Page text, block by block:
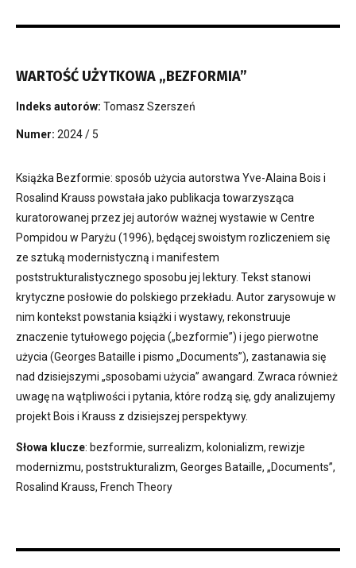
WARTOŚĆ UŻYTKOWA „BEZFORMIA”
Indeks autorów: Tomasz Szerszeń
Numer: 2024 / 5
Książka Bezformie: sposób użycia autorstwa Yve-Alaina Bois i
Rosalind Krauss powstała jako publikacja towarzysząca
kuratorowanej przez jej autorów ważnej wystawie w Centre
Pompidou w Paryżu (1996), będącej swoistym rozliczeniem się
ze sztuką modernistyczną i manifestem
poststrukturalistycznego sposobu jej lektury. Tekst stanowi
krytyczne posłowie do polskiego przekładu. Autor zarysowuje w
nim kontekst powstania książki i wystawy, rekonstruuje
znaczenie tytułowego pojęcia („bezformie”) i jego pierwotne
użycia (Georges Bataille i pismo „Documents”), zastanawia się
nad dzisiejszymi „sposobami użycia” awangard. Zwraca również
uwagę na wątpliwości i pytania, które rodzą się, gdy analizujemy
projekt Bois i Krauss z dzisiejszej perspektywy.
Słowa klucze: bezformie, surrealizm, kolonializm, rewizje
modernizmu, poststrukturalizm, Georges Bataille, „Documents”,
Rosalind Krauss, French Theory